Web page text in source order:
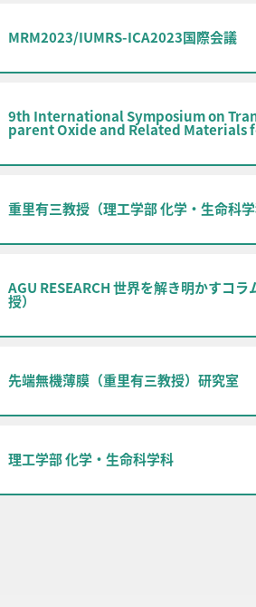
MRM2023/IUMRS-ICA2023国際会議
9th International Symposium on
parent Oxide and Related Materials
重里有三教授（理工学部 化学・生命科
AGU RESEARCH 世界を解き明かすコ
授）
先端無機薄膜（重里有三教授）研究室
理工学部 化学・生命科学科